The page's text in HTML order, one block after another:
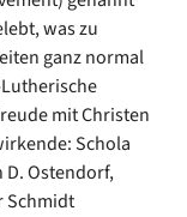
was zu
ganz normal
mit Christen
Schola
Ostendorf,
Schmidt